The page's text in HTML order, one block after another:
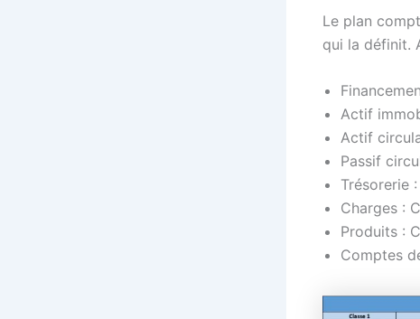
Le plan
qui la définit.
Actif
Actif
Passif
Trésorerie
Charges :
Produits :
Comptes